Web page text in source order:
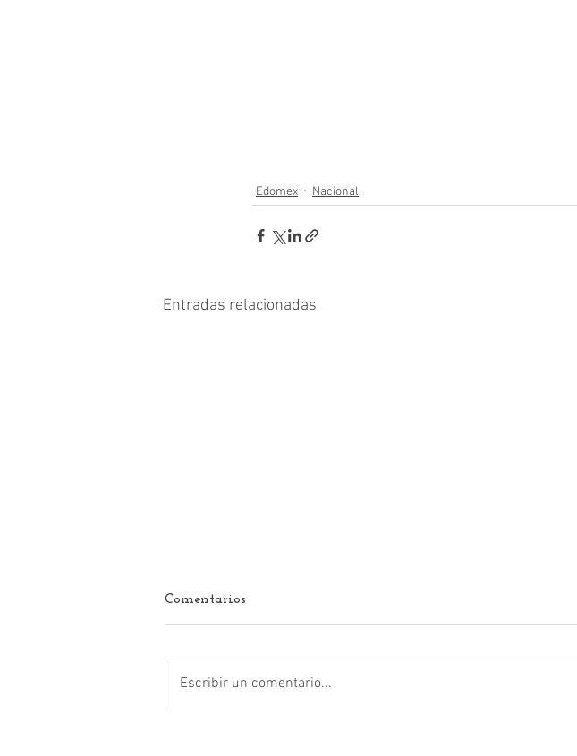
Edomex Nacional
Entradas relacionadas
Comentarios
Escribir un comentario...